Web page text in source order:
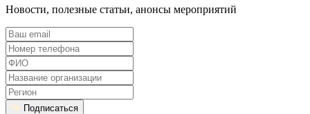
Новости, полезные статьи, анонсы мероприятий
Подписаться